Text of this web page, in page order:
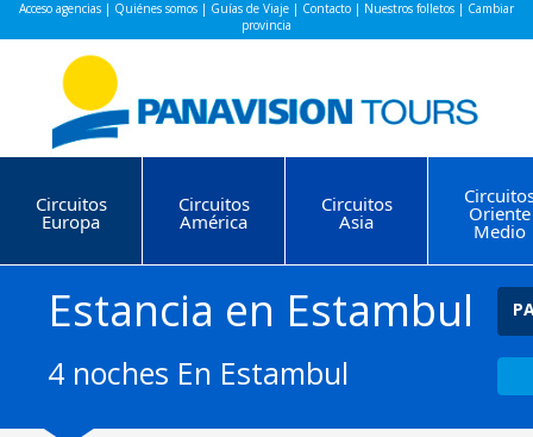
Acceso agencias | Quiénes somos | Guías de Viaje | Contacto | Nuestros folletos | Cambiar
provincia
Circuitos
Europa
Circuitos
América
Circuitos
Asia Oriente
Medio
Estancia en Estambul
4 noches En Estambul